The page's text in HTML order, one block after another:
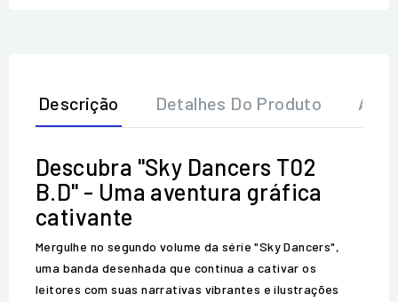
Descrição Detalhes Do Produto
Descubra "Sky Dancers T02
B.D" - Uma aventura gráfica
cativante
Mergulhe no segundo volume da série "Sky Dancers",
uma banda desenhada que continua a cativar os
leitores com suas narrativas vibrantes e ilustrações